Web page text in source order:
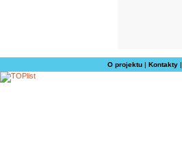
O projektu| Kontakty|